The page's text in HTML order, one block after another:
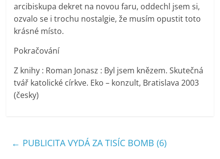
arcibiskupa dekret na novou faru, oddechl jsem si,
ozvalo se i trochu nostalgie, že musím opustit toto
krásné místo.
Pokračování
Z knihy : Roman Jonasz : Byl jsem knězem. Skutečná
tvář katolické církve. Eko – konzult, Bratislava 2003
(česky)
← PUBLICITA VYDÁ ZA TISÍC BOMB (6)